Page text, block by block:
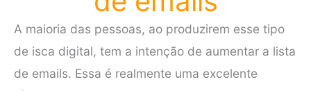
A maioria das pessoas, ao produzirem esse tipo
de isca digital, tem a intenção de aumentar a lista
de emails. Essa é realmente uma excelente